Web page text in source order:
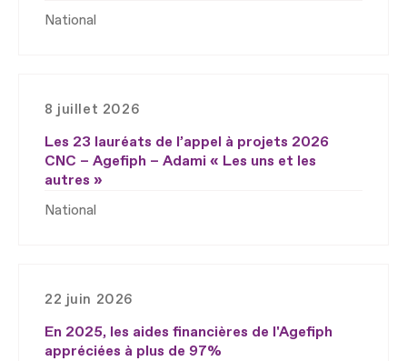
National
8 juillet 2026
Les 23 lauréats de l’appel à projets 2026
CNC – Agefiph – Adami « Les uns et les
autres »
National
22 juin 2026
En 2025, les aides financières de l'Agefiph
appréciées à plus de 97%